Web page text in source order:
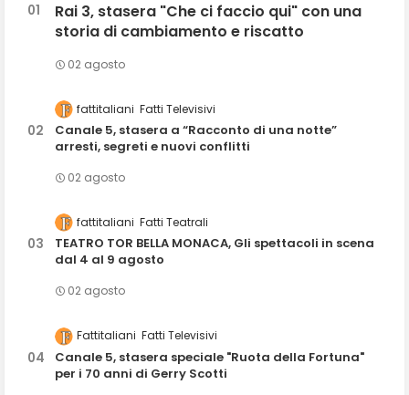
Rai 3, stasera "Che ci faccio qui" con una
storia di cambiamento e riscatto
02 agosto
fattitaliani Fatti Televisivi
Canale 5, stasera a “Racconto di una notte”
arresti, segreti e nuovi conflitti
02 agosto
fattitaliani Fatti Teatrali
TEATRO TOR BELLA MONACA, Gli spettacoli in scena
dal 4 al 9 agosto
02 agosto
Fattitaliani Fatti Televisivi
Canale 5, stasera speciale "Ruota della Fortuna"
per i 70 anni di Gerry Scotti